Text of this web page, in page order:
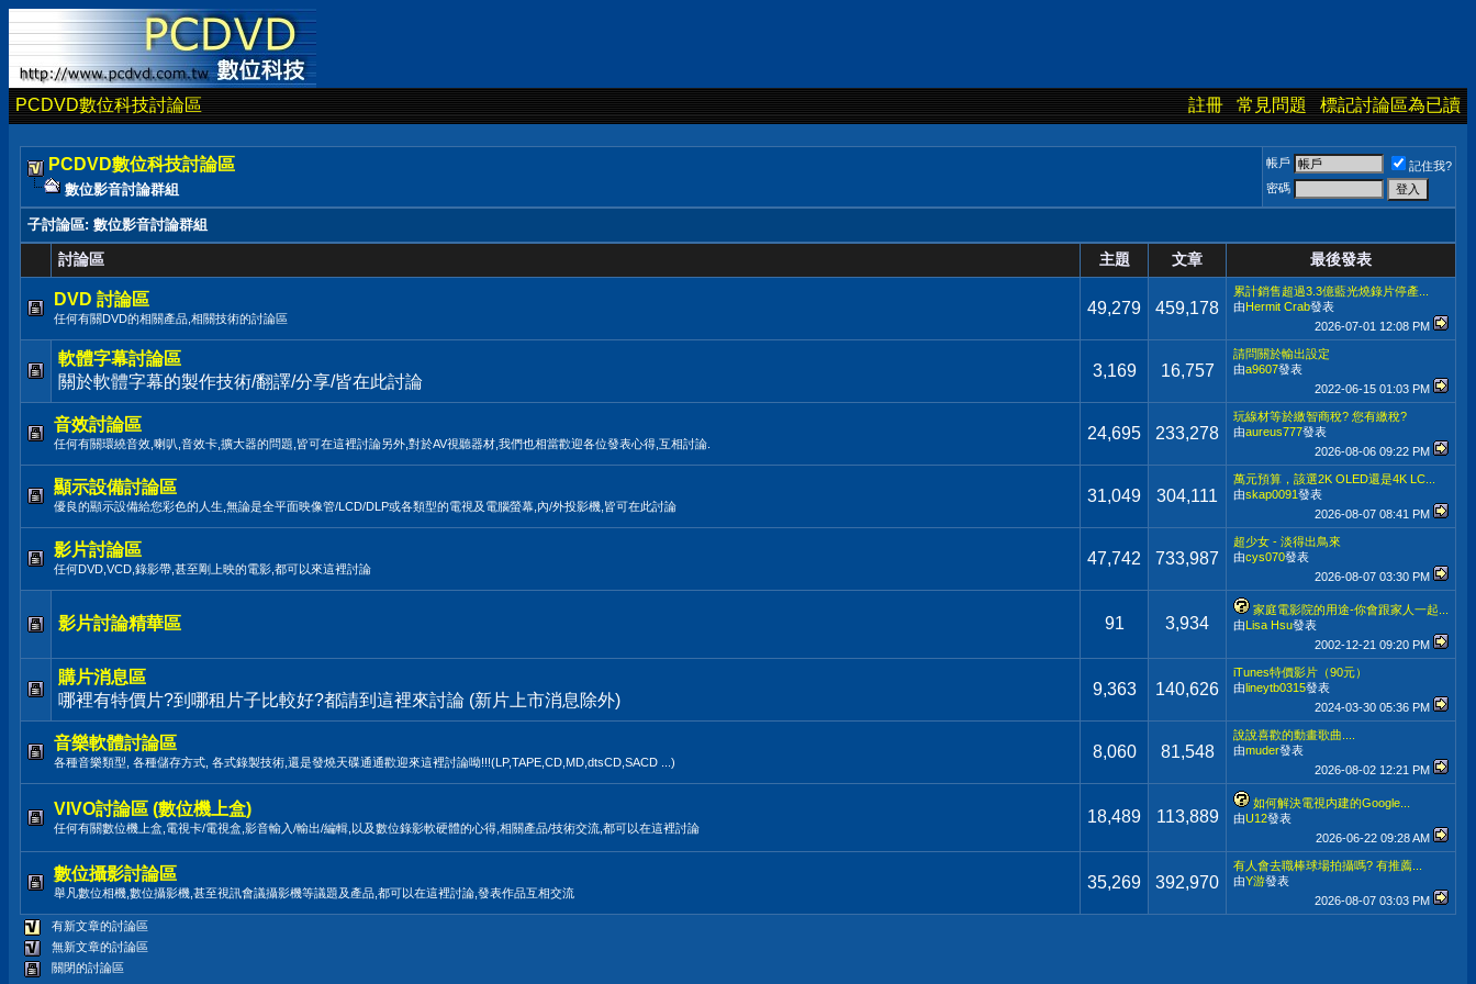
PCDVD數位科技討論區 註冊 常見問題 標記討論區為已讀
PCDVD數位科技討論區
數位影音討論群組
帳戶
記住我?
密碼
子討論區: 數位影音討論群組
討論區 主題 文章 最後發表
DVD 討論區
任何有關DVD的相關產品,相關技術的討論區
49,279 459,178
累計銷售超過3.3億藍光燒錄片停產...
由Hermit Crab發表
2026-07-01 12:08 PM
軟體字幕討論區
關於軟體字幕的製作技術/翻譯/分享/皆在此討論
3,169 16,757
請問關於輸出設定
由a9607發表
2022-06-15 01:03 PM
音效討論區
任何有關環繞音效,喇叭,音效卡,擴大器的問題,皆可在這裡討論另外,對於AV視聽器材,我們也相當歡迎各位發表心得,互相討論.
24,695 233,278
玩線材等於繳智商稅? 您有繳稅?
由aureus777發表
2026-08-06 09:22 PM
顯示設備討論區
優良的顯示設備給您彩色的人生,無論是全平面映像管/LCD/DLP或各類型的電視及電腦螢幕,內/外投影機,皆可在此討論
31,049 304,111
萬元預算，該選2K OLED還是4K LC...
由skap0091發表
2026-08-07 08:41 PM
影片討論區
任何DVD,VCD,錄影帶,甚至剛上映的電影,都可以來這裡討論
47,742 733,987
超少女 - 淡得出鳥來
由cys070發表
2026-08-07 03:30 PM
影片討論精華區 91 3,934
家庭電影院的用途-你會跟家人一起...
由Lisa Hsu發表
2002-12-21 09:20 PM
購片消息區
哪裡有特價片?到哪租片子比較好?都請到這裡來討論 (新片上市消息除外)
9,363 140,626
iTunes特價影片（90元）
由lineytb0315發表
2024-03-30 05:36 PM
音樂軟體討論區
各種音樂類型, 各種儲存方式, 各式錄製技術,還是發燒天碟通通歡迎來這裡討論呦!!!(LP,TAPE,CD,MD,dtsCD,SACD ...)
8,060 81,548
說說喜歡的動畫歌曲....
由muder發表
2026-08-02 12:21 PM
VIVO討論區 (數位機上盒)
任何有關數位機上盒,電視卡/電視盒,影音輸入/輸出/編輯,以及數位錄影軟硬體的心得,相關產品/技術交流,都可以在這裡討論
18,489 113,889
如何解決電視内建的Google...
由U12發表
2026-06-22 09:28 AM
數位攝影討論區
舉凡數位相機,數位攝影機,甚至視訊會議攝影機等議題及產品,都可以在這裡討論,發表作品互相交流
35,269 392,970
有人會去職棒球場拍攝嗎? 有推薦...
由Y游發表
2026-08-07 03:03 PM
有新文章的討論區
無新文章的討論區
關閉的討論區